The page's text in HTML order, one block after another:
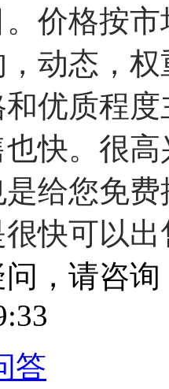
价格按
动态，
优质程
快。 很高
给您免
快可以出
，请咨询
答